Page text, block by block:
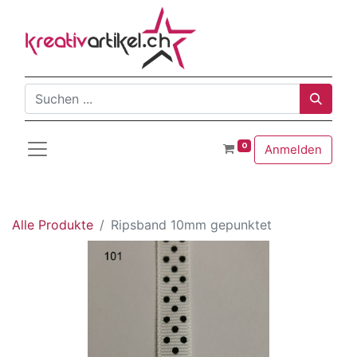
0 Anmelden
Alle Produkte Ripsband 10mm gepunktet